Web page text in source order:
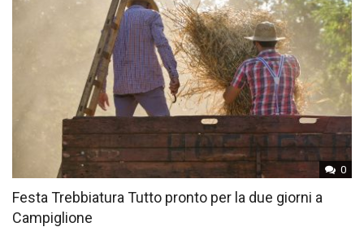
0
Festa Trebbiatura Tutto pronto per la due giorni a
Campiglione